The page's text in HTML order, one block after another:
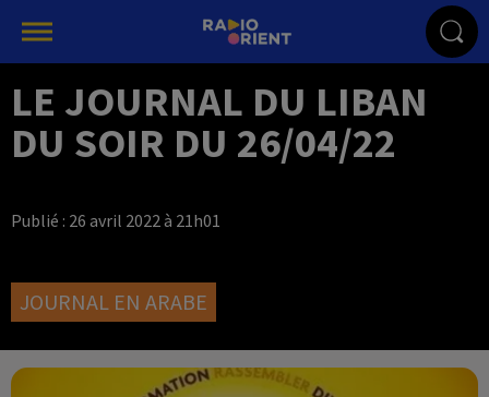
LE JOURNAL DU LIBAN
DU SOIR DU 26/04/22
Publié : 26 avril 2022 à 21h01
JOURNAL EN ARABE